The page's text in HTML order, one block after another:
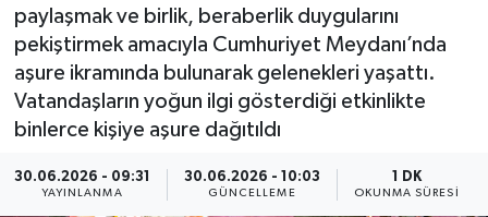
paylaşmak ve birlik, beraberlik duygularını
pekiştirmek amacıyla Cumhuriyet Meydanı’nda
aşure ikramında bulunarak gelenekleri yaşattı.
Vatandaşların yoğun ilgi gösterdiği etkinlikte
binlerce kişiye aşure dağıtıldı
30.06.2026 - 09:31
YAYINLANMA
30.06.2026 - 10:03
GÜNCELLEME
1 DK
OKUNMA SÜRESI
KÜLTÜR - SANAT
SPOR
SİYASET
SAĞLIK
Tüm Manşetler
Son Dakika Haberleri
Haber Arşivi